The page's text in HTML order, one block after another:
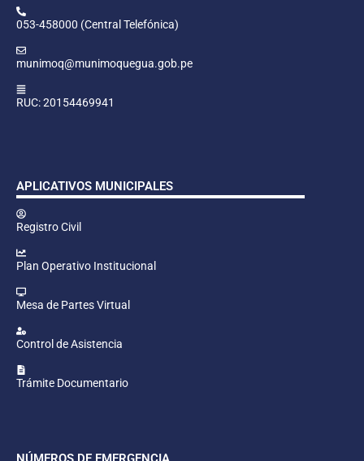
053-458000 (Central Telefónica)
munimoq@munimoquegua.gob.pe
RUC: 20154469941
APLICATIVOS MUNICIPALES
Registro Civil
Plan Operativo Institucional
Mesa de Partes Virtual
Control de Asistencia
Trámite Documentario